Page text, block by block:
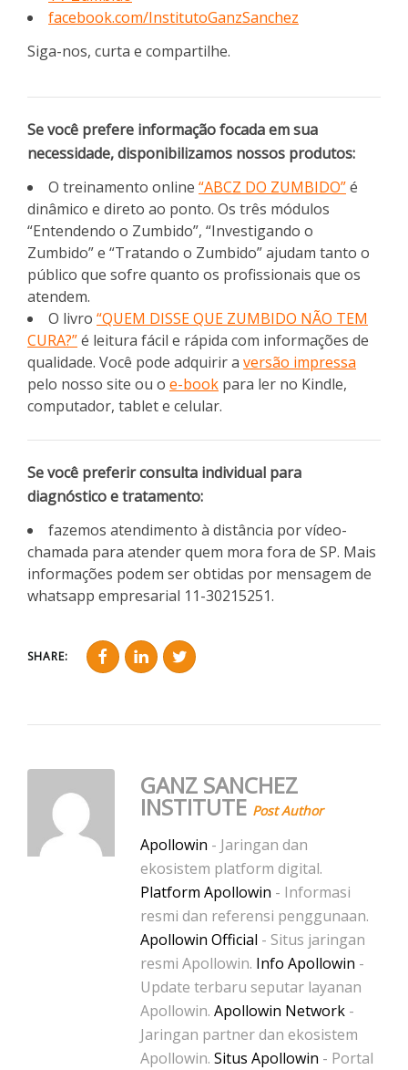
facebook.com/InstitutoGanzSanchez
Siga-nos, curta e compartilhe.
Se você prefere informação focada em sua
necessidade, disponibilizamos nossos produtos:
O treinamento online “ABCZ DO ZUMBIDO”é
dinâmico e direto ao ponto. Os três módulos
“Entendendo o Zumbido”, “Investigando o
Zumbido” e “Tratando o Zumbido” ajudam tanto o
público que sofre quanto os profissionais que os
atendem.
O livro “QUEM DISSE QUE ZUMBIDO NÃO TEM
CURA?”é leitura fácil e rápida com informações de
qualidade. Você pode adquirir a versão impressa
pelo nosso site ou o e-book para ler no Kindle,
computador, tablet e celular.
Se você preferir consulta individual para
diagnóstico e tratamento:
fazemos atendimento à distância por vídeo-
chamada para atender quem mora fora de SP. Mais
informações podem ser obtidas por mensagem de
whatsapp empresarial 11-30215251.
SHARE:
GANZ SANCHEZ
INSTITUTE Post Author
Apollowin - Jaringan dan
ekosistem platform digital.
Platform Apollowin - Informasi
resmi dan referensi penggunaan.
Apollowin Official - Situs jaringan
resmi Apollowin. Info Apollowin -
Update terbaru seputar layanan
Apollowin. Apollowin Network -
Jaringan partner dan ekosistem
Apollowin. Situs Apollowin - Portal